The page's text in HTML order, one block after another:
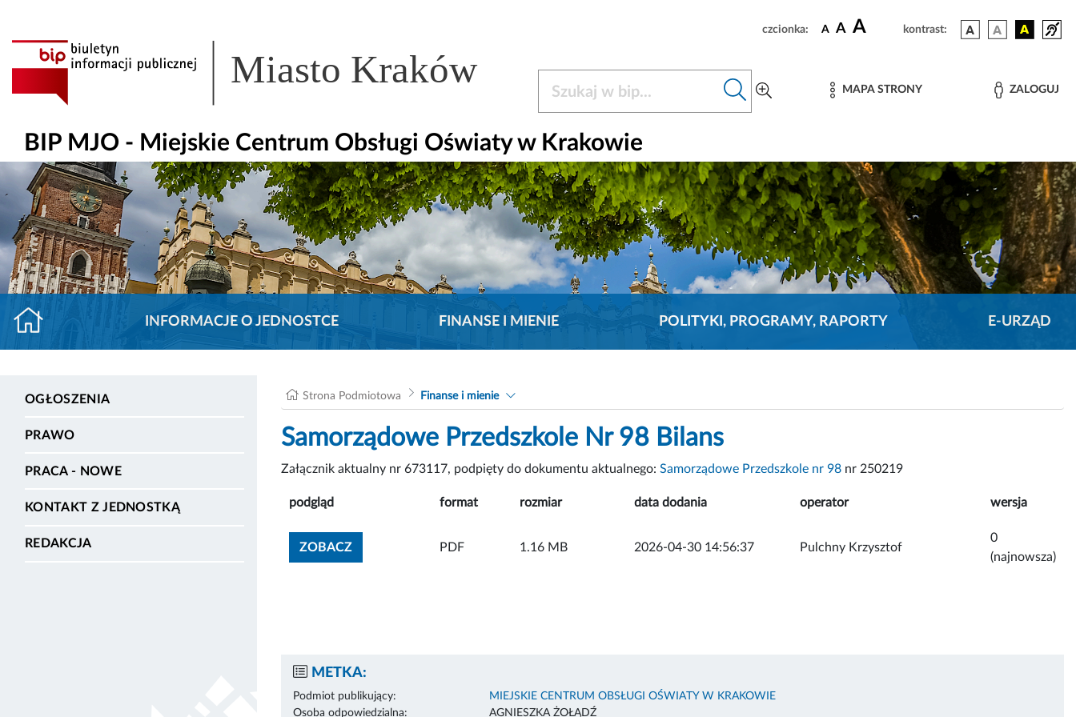
czcionka: A A A kontrast:
Miasto Kraków MAPA STRONY ZALOGUJ
BIP MJO - Miejskie Centrum Obsługi Oświaty w Krakowie
INFORMACJE O JEDNOSTCE FINANSE I MIENIE POLITYKI, PROGRAMY, RAPORTY E-URZĄD
OGŁOSZENIA
PRAWO
PRACA - NOWE
KONTAKT Z JEDNOSTKĄ
REDAKCJA
Strona Podmiotowa Finanse i mienie
Samorządowe Przedszkole Nr 98 Bilans
Załącznik aktualny nr 673117, podpięty do dokumentu aktualnego: Samorządowe Przedszkole nr 98 nr 250219
podgląd format rozmiar data dodania operator wersja
ZOBACZZOBACZ ZAŁĄCZNIK
PDF 1.16 MB 2026-04-30 14:56:37 Pulchny Krzysztof
0
(najnowsza)
METKA:
Podmiot publikujący:
MIEJSKIE CENTRUM OBSŁUGI OŚWIATY W KRAKOWIE
Osoba odpowiedzialna:
AGNIESZKA ŻOŁĄDŹ